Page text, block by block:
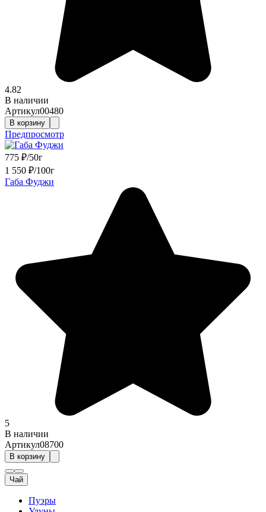
4.82
В наличии
Артикул00480
В корзину
Предпросмотр
775 ₽/50г
1 550 ₽/100г
Габа Фуджи
5
В наличии
Артикул08700
В корзину
Чай
Пуэры